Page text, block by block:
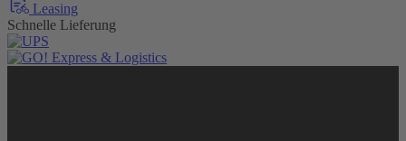
Leasing
Schnelle Lieferung